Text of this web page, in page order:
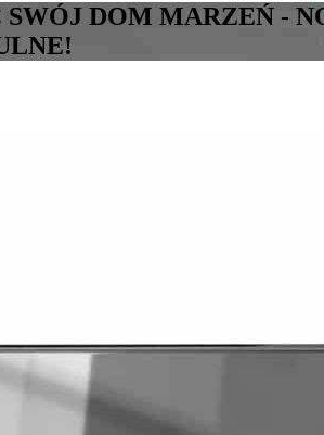
DOM MARZEŃ -